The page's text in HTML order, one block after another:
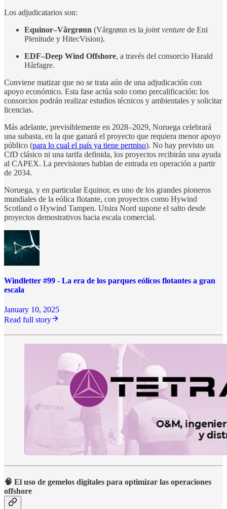
Los adjudicatarios son:
Equinor–Vårgrønn (Vårgrønn es la joint venture de Eni
Plenitude y HitecVision).
EDF–Deep Wind Offshore, a través del consorcio Harald
Hårfagre.
Conviene matizar que no se trata aún de una adjudicación con
apoyo económico. Esta fase actúa solo como precalificación: los
consorcios podrán realizar estudios técnicos y ambientales y solicitar
licencias.
Más adelante, previsiblemente en 2028–2029, Noruega celebrará
una subasta, en la que ganará el proyecto que requiera menor apoyo
público (para lo cual el país ya tiene permiso). No hay previsto un
CfD clásico ni una tarifa definida, los proyectos recibirán una ayuda
al CAPEX. La previsiones hablan de entrada en operación a partir
de 2034.
Noruega, y en particular Equinor, es uno de los grandes pioneros
mundiales de la eólica flotante, con proyectos como Hywind
Scotland o Hywind Tampen. Utsira Nord supone el salto desde
proyectos demostrativos hacia escala comercial.
Windletter #99 - La era de los parques eólicos flotantes a gran
escala
January 10, 2025
Read full story
🧠 El uso de gemelos digitales para optimizar las operaciones
offshore